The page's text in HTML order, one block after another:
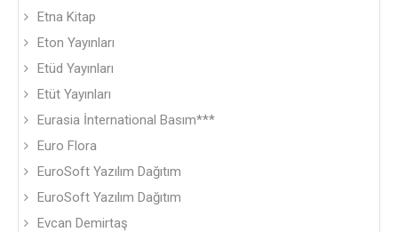
Etna Kitap
Eton Yayınları
Etüd Yayınları
Etüt Yayınları
Eurasia İnternational Basım***
Euro Flora
EuroSoft Yazılım Dağıtım
EuroSoft Yazılım Dağıtım
Evcan Demirtaş